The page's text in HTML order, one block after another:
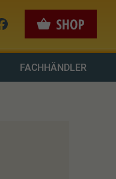
FACHHÄNDLER